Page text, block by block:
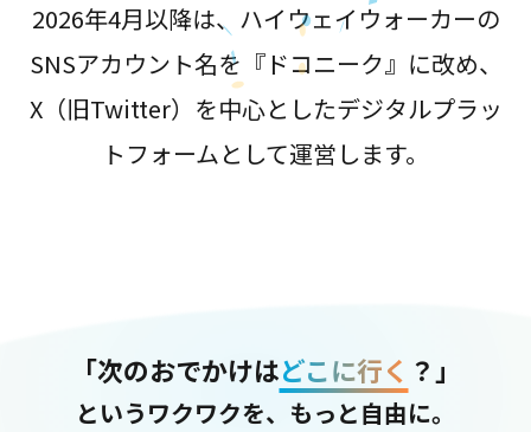
2026年4月以降は、ハイウェイウォーカーの
SNSアカウント名を『ドコニーク』に改め、
X（旧Twitter）を中心としたデジタルプラッ
トフォームとして運営します。
「次のおでかけはどこに行く ？」
というワクワクを、もっと自由に。